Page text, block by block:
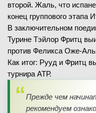
второй. Жаль, что
конец группового этапа
В заключительном
Турине Тэйлор Фритц
против Феликса Оже-
Как итог: Рууд и Фритц
турнира АТР.
Прежде чем
рекомендуем